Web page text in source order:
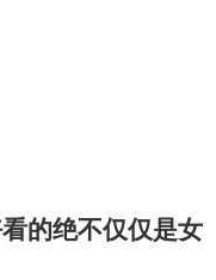
的绝不仅仅是女